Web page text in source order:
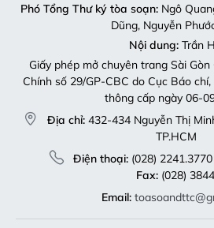
Phó Tổng Thư ký tòa soạn:Ngô
Dũng, Nguyễn
Nội dung:Trần
Giấy phép mở chuyên trang Sài
Chính số 29/GP-CBC do Cục Báo
thông cấp ngày 06-
Địa chỉ: 432-434 Nguyễn Thị
TP.HCM
Điện thoại:(028)
Fax:(028)
Email: